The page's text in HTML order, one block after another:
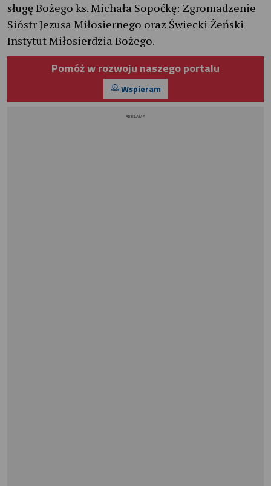
sługę Bożego ks. Michała Sopoćkę: Zgromadzenie
Sióstr Jezusa Miłosiernego oraz Świecki Żeński
Instytut Miłosierdzia Bożego.
Pomóż w rozwoju naszego portalu
Wspieram
REKLAMA